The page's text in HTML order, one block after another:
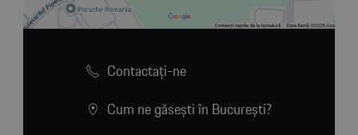
Contactaţi-ne
Cum ne găsești în București?